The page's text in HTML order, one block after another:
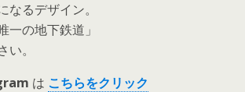
なるデザイン。
一の地下鉄道」
。
は こちらをクリック